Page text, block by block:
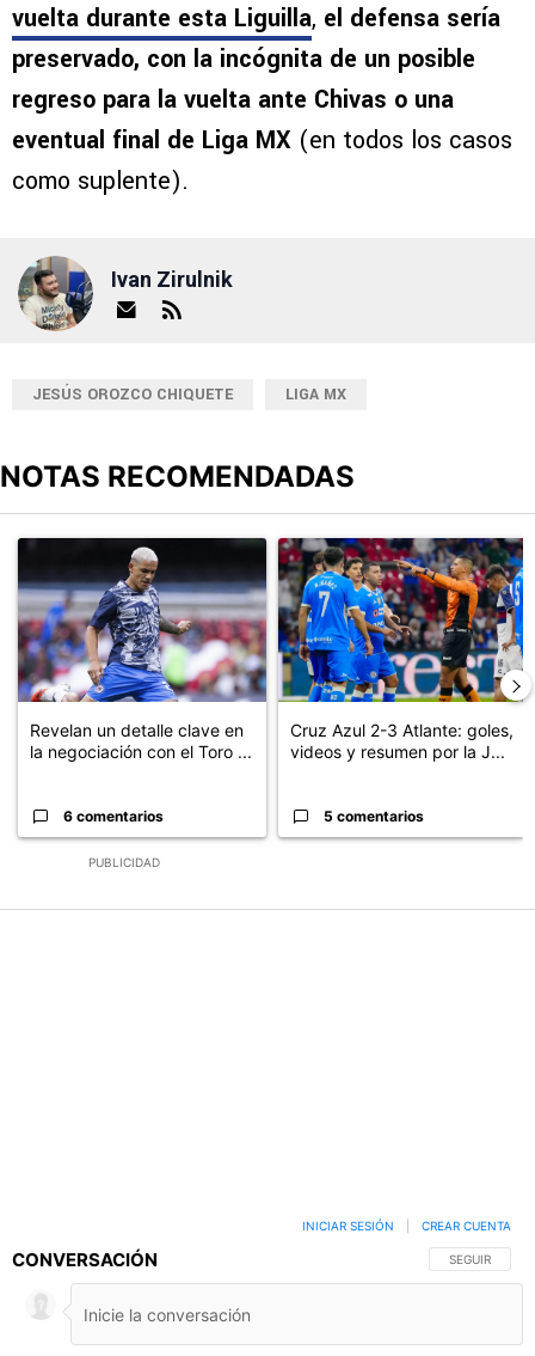
vuelta durante esta Liguilla, el defensa sería
preservado, con la incógnita de un posible
regreso para la vuelta ante Chivas o una
eventual final de Liga MX (en todos los casos
como suplente).
Ivan Zirulnik
JESÚS OROZCO CHIQUETE LIGA MX
NOTAS RECOMENDADAS
PUBLICIDAD
Un artículo de tendencia con el título "Revelan un detalle clave
Revelan un detalle clave en
la negociación con el Toro ...
6 comentarios
Un artículo de tendencia con el
Cruz Azul 2-3 Atlante: goles,
videos y resumen por la J...
5 comentarios
CONVERSACIÓN SIGA ESTA
SEGUIR
INICIAR SESIÓN CREAR CUENTA